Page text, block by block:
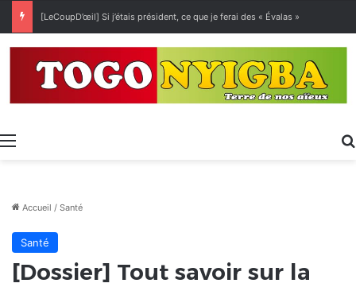
[LeCoupD’œil] Si j’étais président, ce que je ferai des « Évalas »
Menu
Accueil / Santé
Santé
[Dossier] Tout savoir sur la